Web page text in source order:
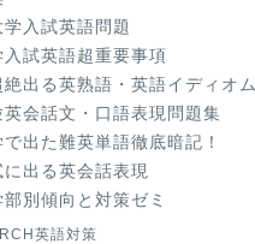
入試英語問題
試英語超重要事項
出る英熟語・英語イディオム
英会話文・口語表現問題集
出た難英単語徹底暗記！
に出る英会話表現
別傾向と対策ゼミ
英語対策